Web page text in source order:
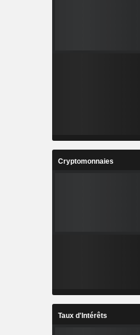
Cryptomonnaies
Taux d'Intérêts